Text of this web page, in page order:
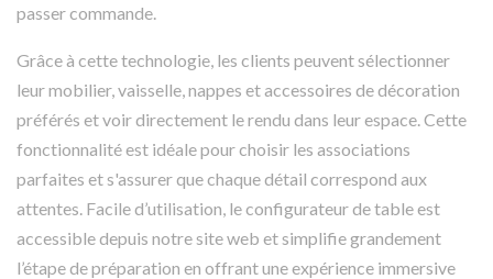
passer commande.
Grâce à cette technologie, les clients peuvent sélectionner
leur mobilier, vaisselle, nappes et accessoires de décoration
préférés et voir directement le rendu dans leur espace. Cette
fonctionnalité est idéale pour choisir les associations
parfaites et s'assurer que chaque détail correspond aux
attentes. Facile d’utilisation, le configurateur de table est
accessible depuis notre site web et simplifie grandement
l’étape de préparation en offrant une expérience immersive